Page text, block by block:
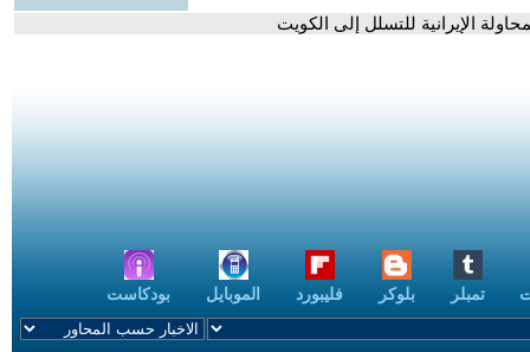
الإيرانية للتسلل إلى الكويت
تمبلر بلوكر فليبورد الموبايل بودكاست